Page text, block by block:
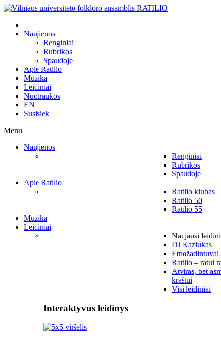
Naujienos
Renginiai
Rubrikos
Spaudoje
Apie Ratilio
Muzika
Leidiniai
Nuotraukos
EN
Susisiek
Menu
Naujienos
Renginiai
Rubrikos
Spaudoje
Apie Ratilio
Ratilio klubas
Ratilio 50
Ratilio 55
Muzika
Leidiniai
Naujausi
DJ Kaziukas
Etnožadintuvai
Ratilio – ratui
Atviras, bet
kraštui
Visi leidiniai
Interaktyvus leidinys